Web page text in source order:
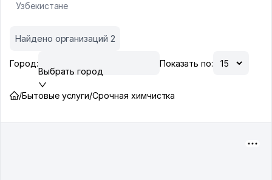
Узбекистане
Найдено организаций 2
Город:
Выбрать город
Показать по:
/Бытовые услуги/Срочная химчистка